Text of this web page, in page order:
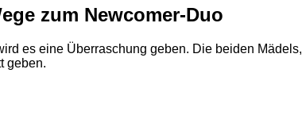
zum Newcomer-Duo
es eine Überraschung geben. Die beiden
geben.